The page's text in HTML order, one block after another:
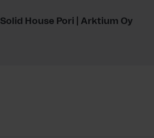
Solid House Pori | Arktium Oy